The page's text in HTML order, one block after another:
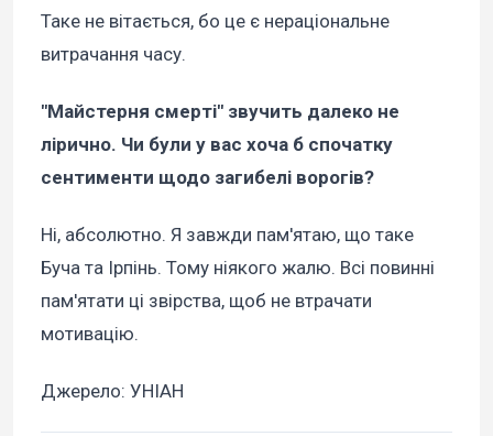
Таке не вітається, бо це є нераціональне
витрачання часу.
"Майстерня смерті" звучить далеко не
лірично. Чи були у вас хоча б спочатку
сентименти щодо загибелі ворогів?
Ні, абсолютно. Я завжди пам'ятаю, що таке
Буча та Ірпінь. Тому ніякого жалю. Всі повинні
пам'ятати ці звірства, щоб не втрачати
мотивацію.
Джерело: УНІАН